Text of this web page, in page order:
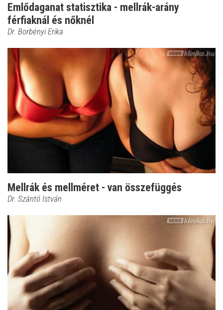
Emlődaganat statisztika - mellrák-arány
férfiaknál és nőknél
Dr. Borbényi Erika
Mellrák és mellméret - van összefüggés
Dr. Szántó István